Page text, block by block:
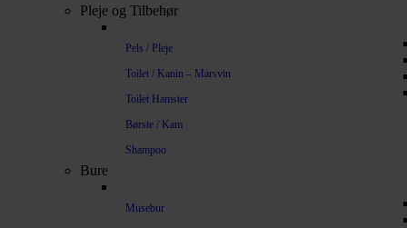
Pleje og Tilbehør
Pels / Pleje
Toilet / Kanin – Marsvin
Toilet Hamster
Børste / Kam
Shampoo
Bure
Musebur